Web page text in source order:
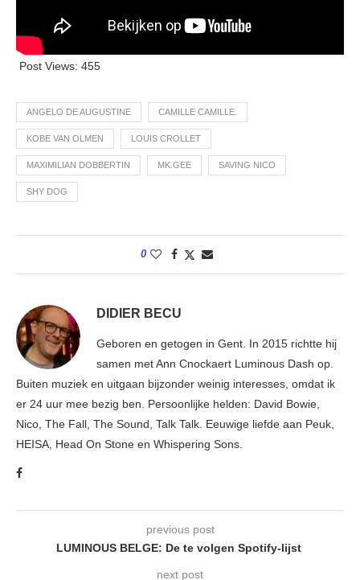
Post Views: 455
ANGELO DE AUGUSTINE CAMILLE CAMILLE.
KOBE VAN OLMEN LOUIS CROLLET
MAXIMILIAN DOBBERTIN MK.GEE SAVING NICO
SHY DOG
0
DIDIER BECU
Geboren en getogen in Gent. In 2015 richtte hij
samen met Ann Cnockaert Luminous Dash op.
Buiten muziek en uitgaan bijzonder weinig interesses, omdat ik
er 24 uur mee bezig ben. Persoonlijke helden: David Bowie,
Nico, The Fall, The Sound, Talk Talk. Eeuwige liefde aan Peuk,
HEISA, Head On Stone en Whispering Sons.
previous post
LUMINOUS BELGE: De te volgen Spotify-lijst
next post